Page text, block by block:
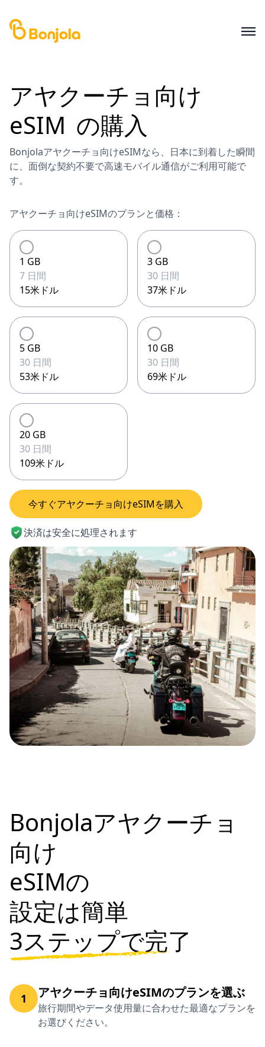
アヤクーチョ 向け
eSIM の購入
Bonjolaアヤクーチョ向けeSIMなら、日本に到着した瞬間
に、面倒な契約不要で高速モバイル通信がご利用可能で
す。
アヤクーチョ向けeSIMのプランと価格：
1 GB
7 日間
15米ドル
3 GB
30 日間
37米ドル
5 GB
30 日間
53米ドル
10 GB
30 日間
69米ドル
20 GB
30 日間
109米ドル
今すぐアヤクーチョ向けeSIMを購入
決済は安全に処理されます
Bonjolaアヤクーチョ
向け
eSIMの
設定は簡単
3ステップで完了
1 アヤクーチョ向けeSIMのプランを選ぶ
旅行期間やデータ使用量に合わせた最適なプランを
お選びください。